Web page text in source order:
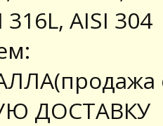
316L, AISI 304
ДОСТАВКУ